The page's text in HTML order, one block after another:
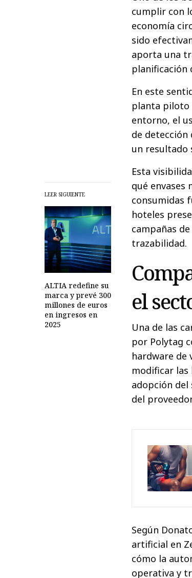
LEER SIGUIENTE
ALTIA redefine su
marca y prevé 300
millones de euros
en ingresos en
2025
cumplir con
economía
sido
aporta una
planificación
En este
planta piloto
entorno, el
de detección
un resultado
Esta
qué envases
consumidas
hoteles
campañas
trazabilidad.
el
Una de las
por Polytag
hardware de
modificar
adopción
del
Según
artificial en
cómo la
operativa y